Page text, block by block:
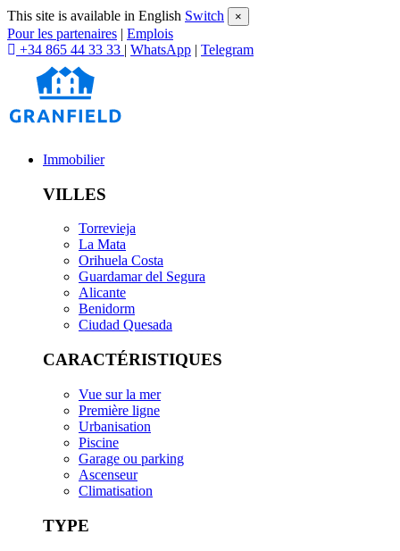
This site is available in English Switch ×
Pour les partenaires | Emplois
+34 865 44 33 33 | WhatsApp | Telegram
Immobilier
VILLES
Torrevieja
La Mata
Orihuela Costa
Guardamar del Segura
Alicante
Benidorm
Ciudad Quesada
CARACTÉRISTIQUES
Vue sur la mer
Première ligne
Urbanisation
Piscine
Garage ou parking
Ascenseur
Climatisation
TYPE